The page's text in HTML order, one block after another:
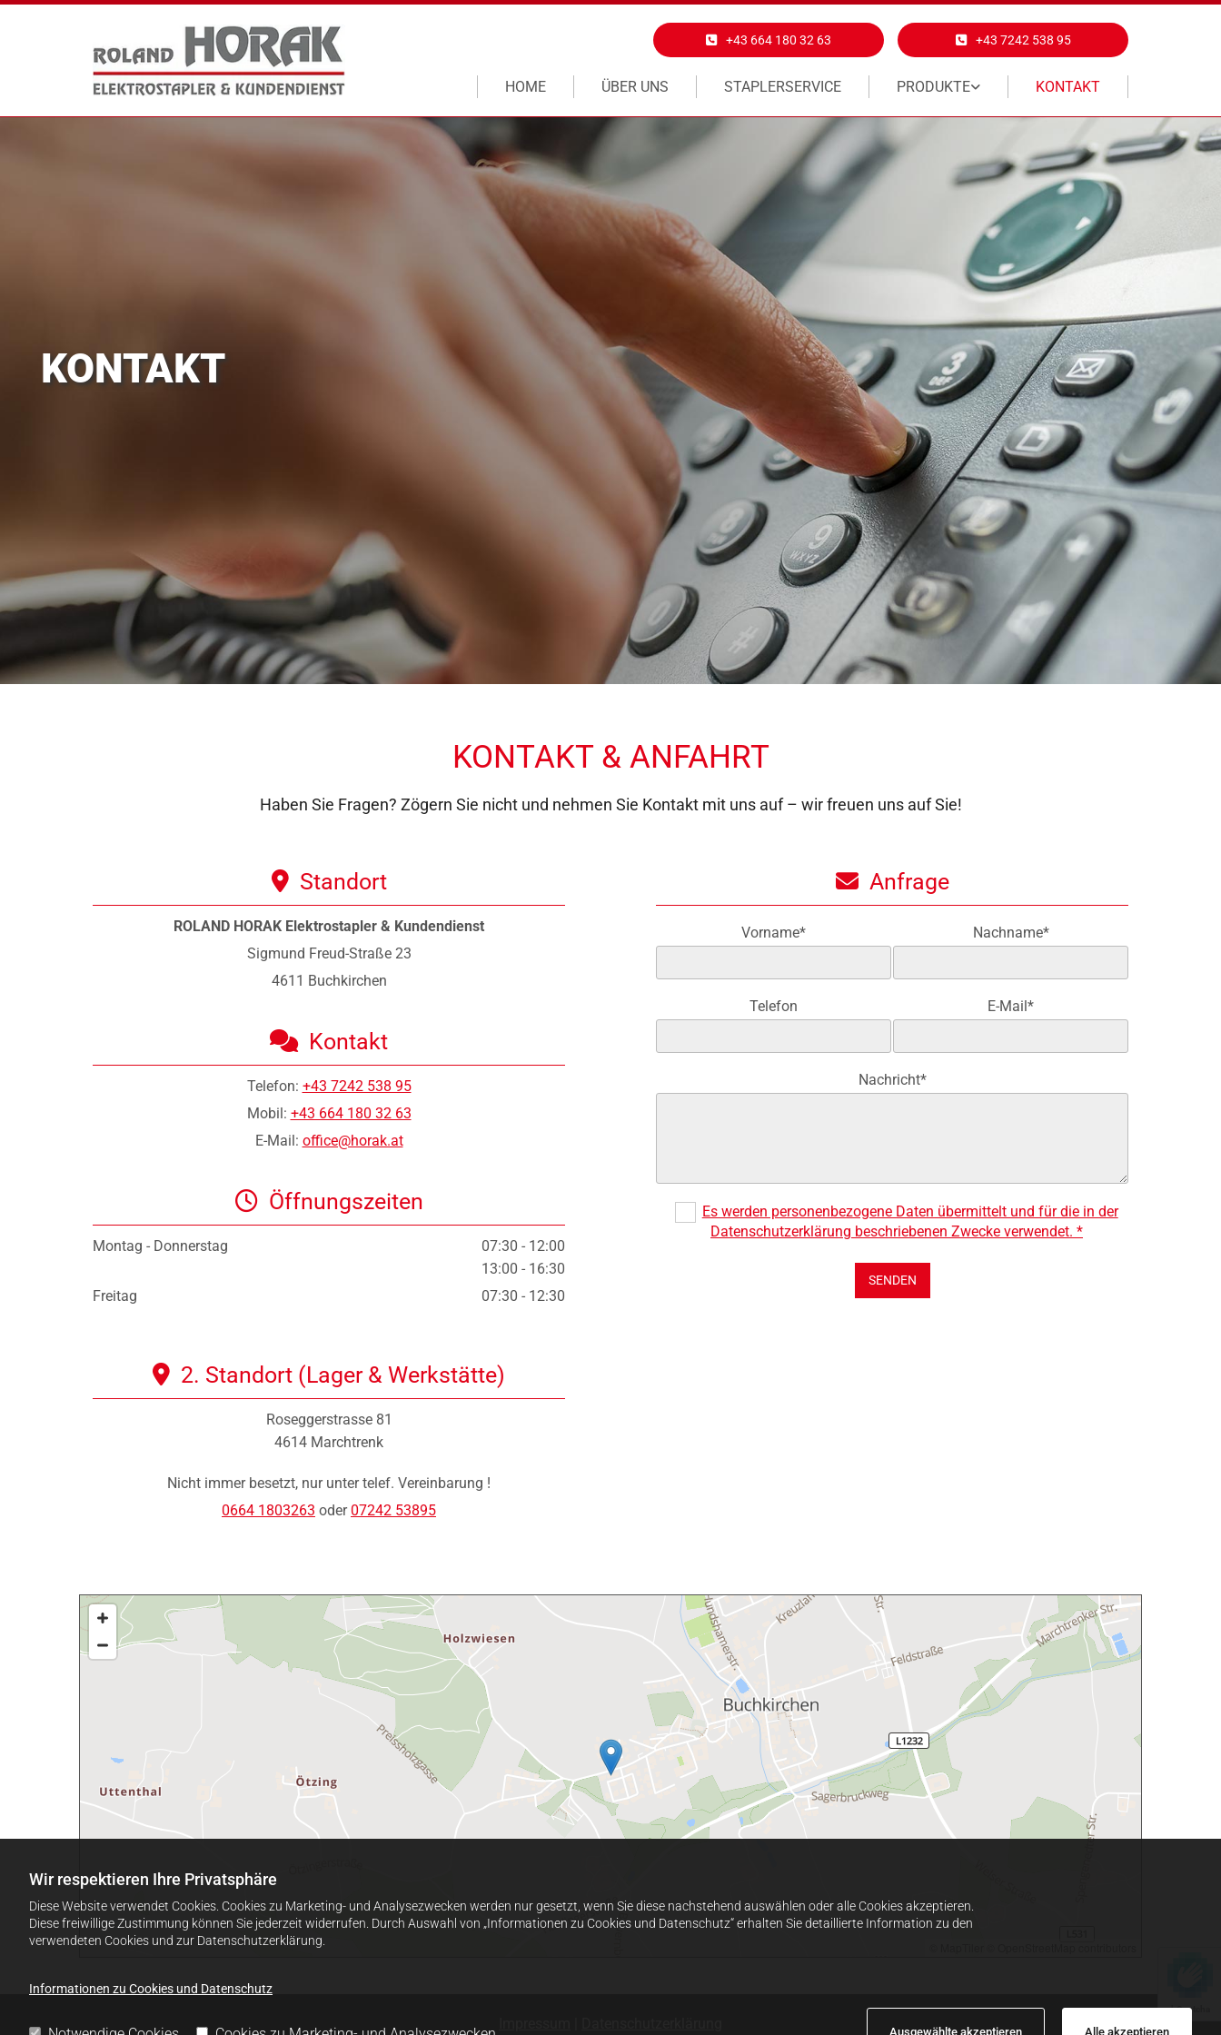
Wir respektieren Ihre Privatsphäre
Diese Website verwendet Cookies. Cookies zu Marketing- und Analysezwecken werden nur gesetzt, wenn Sie diese nachstehend auswählen oder alle Cookies akzeptieren.
Diese freiwillige Zustimmung können Sie jederzeit widerrufen. Durch Auswahl von „Informationen zu Cookies und Datenschutz“ erhalten Sie detaillierte Information zu den
verwendeten Cookies und zur Datenschutzerklärung.
Informationen zu Cookies und Datenschutz
Ausgewählte akzeptieren Alle akzeptieren
+43 7242 538 95
+43 664 180 32 63
HOME ÜBER UNS STAPLERSERVICE PRODUKTE KONTAKT
KONTAKT
KONTAKT & ANFAHRT
Haben Sie Fragen? Zögern Sie nicht und nehmen Sie Kontakt mit uns auf – wir freuen uns auf Sie!
Standort
ROLAND HORAK Elektrostapler & Kundendienst
Sigmund Freud-Straße 23
4611 Buchkirchen
Kontakt
Telefon: +43 7242 538 95
Mobil: +43 664 180 32 63
E-Mail: office@horak.at
Öffnungszeiten
Montag - Donnerstag
07:30 - 12:00
13:00 - 16:30
Freitag
07:30 - 12:30
 2. Standort (Lager & Werkstätte)
Roseggerstrasse 81
4614 Marchtrenk
Nicht immer besetzt, nur unter telef. Vereinbarung !
0664 1803263 oder07242 53895
Anfrage
Vorname* Nachname*
Telefon E-Mail*
Nachricht*
Es werden personenbezogene Daten übermittelt und für die in der
Datenschutzerklärung beschriebenen Zwecke verwendet. *
hCaptcha